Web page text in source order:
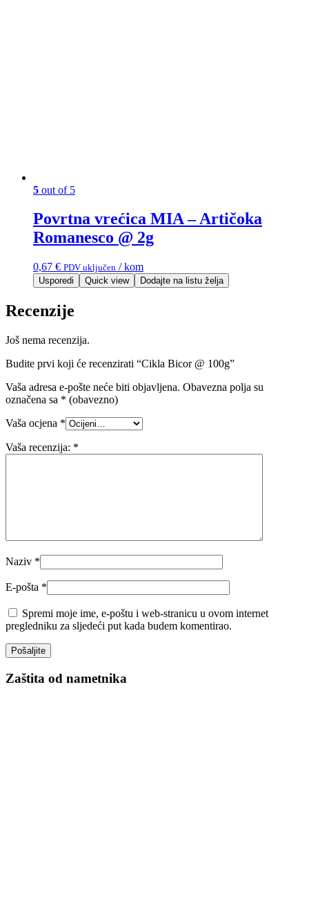
5 out of 5
Povrtna vrećica MIA – Artičoka
Romanesco @ 2g
0,67 € PDV uključen / kom
Usporedi Quick view Dodajte na listu želja
Recenzije
Još nema recenzija.
Budite prvi koji će recenzirati “Cikla Bicor @ 100g”
Vaša adresa e-pošte neće biti objavljena. Obavezna polja su
označena sa * (obavezno)
Vaša ocjena *
Vaša recenzija: *
Naziv *
E-pošta *
Spremi moje ime, e-poštu i web-stranicu u ovom internet
pregledniku za sljedeći put kada budem komentirao.
Zaštita od nametnika